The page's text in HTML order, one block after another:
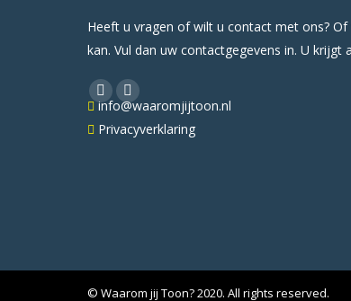
Heeft u vragen of wilt u contact met ons?
kan. Vul dan uw contactgegevens in. U krijgt
info@waaromjijtoon.nl
Privacyverklaring
Vind ons op:
X
page
YouTube
page
© Waarom jij Toon? 2020. All rights reserved.